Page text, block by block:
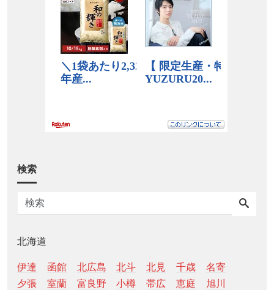
検索
北海道
伊達 函館 北広島 北斗 北見 千歳
名寄
夕張
室蘭 富良野 小樽 帯広 恵庭
旭川